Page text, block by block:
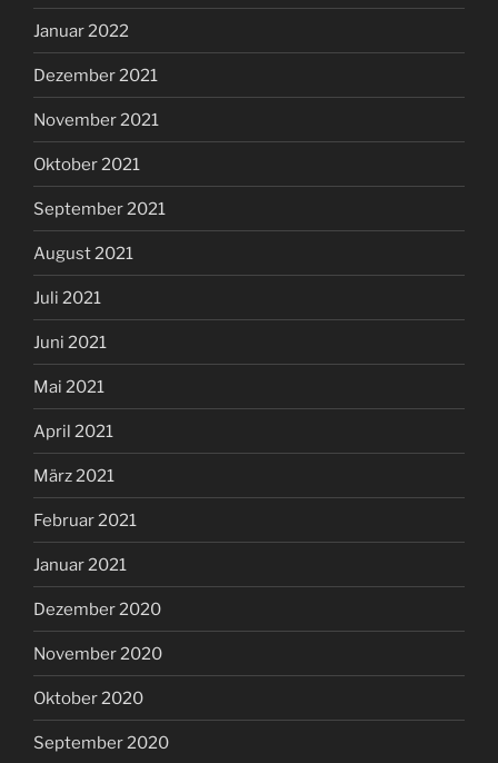
Januar 2022
Dezember 2021
November 2021
Oktober 2021
September 2021
August 2021
Juli 2021
Juni 2021
Mai 2021
April 2021
März 2021
Februar 2021
Januar 2021
Dezember 2020
November 2020
Oktober 2020
September 2020